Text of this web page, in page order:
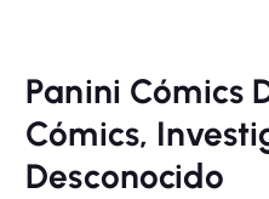
Panini Cómics
Cómics,
Desconocido